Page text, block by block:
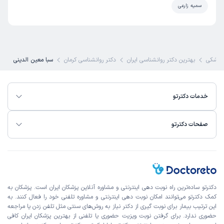
زمان انتظار:
یکی از بهترین روان پزشک های که تا حالا مراجعه کردم خیلی
رو تو زندگی پیدا کنم خیلی ازشون ممنونم
سمانه
نوبت مطب از دکترتو
(
1403/08/14
)
سمیه زارعی
بهترین دکتر روانشناسی ایران دکتر روانشناسی کرمان سبا معین الدینی
خدمات دکترتو
صفحات دکترتو
دکترتو ساده‌ترین راه نوبت‌ دهی اینترنتی و مشاوره آنلاین پزشکان ایران است. پزشکان به
کمک دکترتو می‌توانند امکان نوبت دهی اینترنتی و مشاوره تلفنی خود را فعال کنند. به
این ترتیب بیمار برای نوبت گیری از دکتر نیاز به روش‌های سنتی مثل تلفن زدن یا مراجعه
حضوری ندارد. برای گرفتن نوبت ویزیت حضوری یا تلفنی از بهترین پزشکان ایران کافی